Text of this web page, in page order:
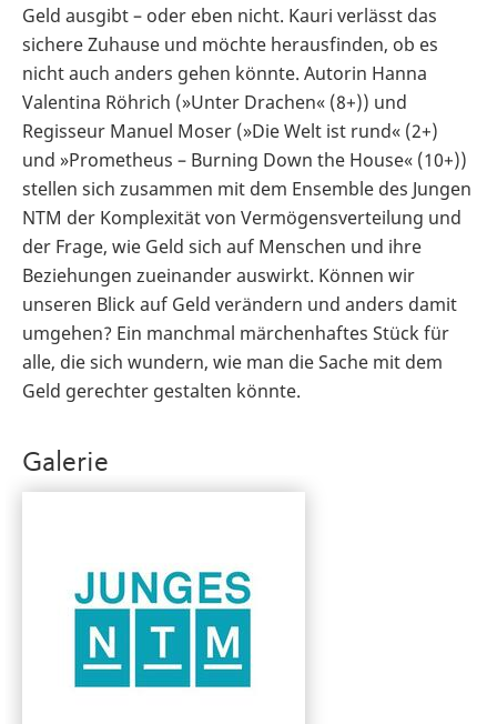
Geld ausgibt – oder eben nicht. Kauri verlässt das
sichere Zuhause und möchte herausfinden, ob es
nicht auch anders gehen könnte. Autorin Hanna
Valentina Röhrich (»Unter Drachen« (8+)) und
Regisseur Manuel Moser (»Die Welt ist rund« (2+)
und »Prometheus – Burning Down the House« (10+))
stellen sich zusammen mit dem Ensemble des Jungen
NTM der Komplexität von Vermögensverteilung und
der Frage, wie Geld sich auf Menschen und ihre
Beziehungen zueinander auswirkt. Können wir
unseren Blick auf Geld verändern und anders damit
umgehen? Ein manchmal märchenhaftes Stück für
alle, die sich wundern, wie man die Sache mit dem
Geld gerechter gestalten könnte.
Galerie